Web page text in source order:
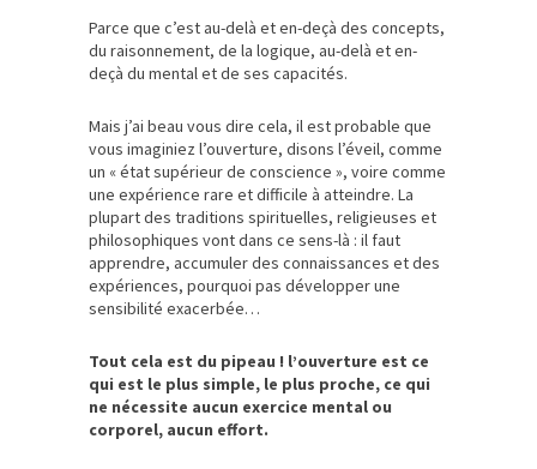
Parce que c’est au-delà et en-deçà des concepts,
du raisonnement, de la logique, au-delà et en-
deçà du mental et de ses capacités.
Mais j’ai beau vous dire cela, il est probable que
vous imaginiez l’ouverture, disons l’éveil, comme
un « état supérieur de conscience », voire comme
une expérience rare et difficile à atteindre. La
plupart des traditions spirituelles, religieuses et
philosophiques vont dans ce sens-là : il faut
apprendre, accumuler des connaissances et des
expériences, pourquoi pas développer une
sensibilité exacerbée…
Tout cela est du pipeau ! l’ouverture est ce
qui est le plus simple, le plus proche, ce qui
ne nécessite aucun exercice mental ou
corporel, aucun effort.